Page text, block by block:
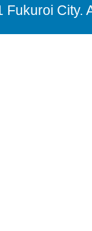
Fukuroi City.